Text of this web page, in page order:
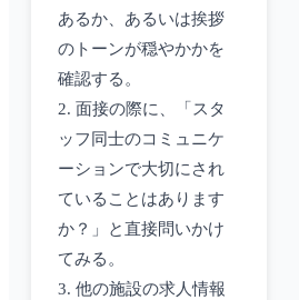
あるか、あるいは挨拶
のトーンが穏やかかを
確認する。
2. 面接の際に、「スタ
ッフ同士のコミュニケ
ーションで大切にされ
ていることはあります
か？」と直接問いかけ
てみる。
3. 他の施設の求人情報